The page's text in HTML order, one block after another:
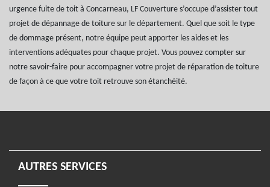
urgence fuite de toit à Concarneau, LF Couverture s’occupe d’assister tout
projet de dépannage de toiture sur le département. Quel que soit le type
de dommage présent, notre équipe peut apporter les aides et les
interventions adéquates pour chaque projet. Vous pouvez compter sur
notre savoir-faire pour accompagner votre projet de réparation de toiture
de façon à ce que votre toit retrouve son étanchéité.
AUTRES SERVICES